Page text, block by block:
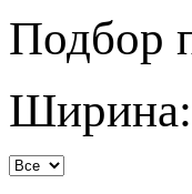
Подбор
Ширина: